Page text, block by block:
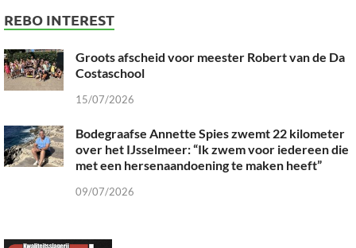
REBO INTEREST
Groots afscheid voor meester Robert van de Da
Costaschool
15/07/2026
Bodegraafse Annette Spies zwemt 22 kilometer
over het IJsselmeer: “Ik zwem voor iedereen die
met een hersenaandoening te maken heeft”
09/07/2026